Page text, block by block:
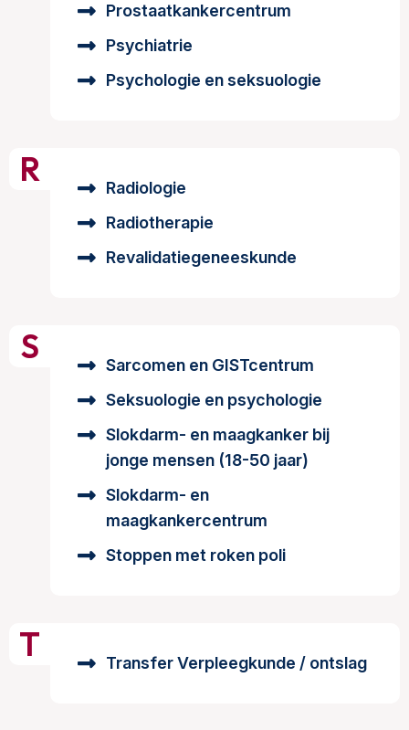
Prostaatkankercentrum
Psychiatrie
Psychologie en seksuologie
R
Radiologie
Radiotherapie
Revalidatiegeneeskunde
S
Sarcomen en GISTcentrum
Seksuologie en psychologie
Slokdarm- en maagkanker bij
jonge mensen (18-50 jaar)
Slokdarm- en
maagkankercentrum
Stoppen met roken poli
T Transfer Verpleegkunde / ontslag